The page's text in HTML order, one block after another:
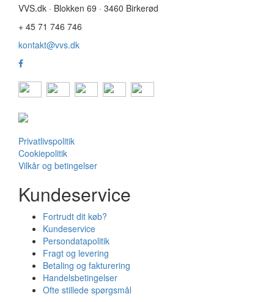
VVS.dk · Blokken 69 · 3460 Birkerød
+ 45 71 746 746
kontakt@vvs.dk
Privatlivspolitik
Cookiepolitik
Vilkår og betingelser
Kundeservice
Fortrudt dit køb?
Kundeservice
Persondatapolitik
Fragt og levering
Betaling og fakturering
Handelsbetingelser
Ofte stillede spørgsmål